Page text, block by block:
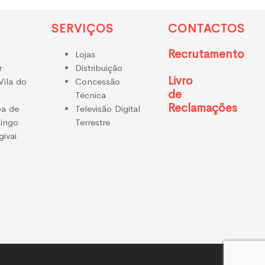
do
de
SERVIÇOS
Lojas
Distribuição
Concessão
Técnica
Televisão Digital
Terrestre
CONTACTOS
Recrutamento
Livro
de
Reclamações